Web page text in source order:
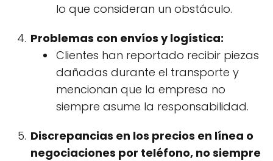
lo que consideran un obstáculo.
Problemas con envíos y logística:
Clientes han reportado recibir piezas
dañadas durante el transporte y
mencionan que la empresa no
siempre asume la responsabilidad.
Discrepancias en los precios en línea o
negociaciones por teléfono, no siempre